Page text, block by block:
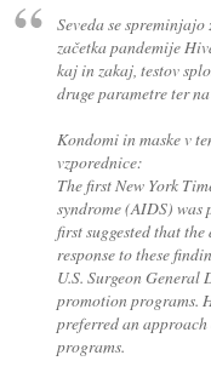
Seveda se
začetka pandemije
kaj in zakaj, testov
druge parametre ter
Kondomi in maske v
vzporednice:
The first New York
syndrome (AIDS) was
first suggested that
response to these
U.S. Surgeon General
promotion programs.
preferred an
programs.